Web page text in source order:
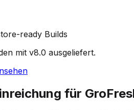
ready Builds
mit v8.0 ausgeliefert.
für